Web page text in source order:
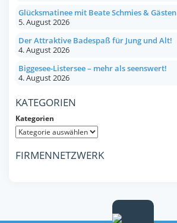
Glücksmatinee mit Beate Schmies & Gästen
5. August 2026
Der Attraktive Badespaß für Jung und Alt!
4. August 2026
Biggesee-Listersee – mehr als seenswert!
4. August 2026
KATEGORIEN
Kategorien
FIRMENNETZWERK